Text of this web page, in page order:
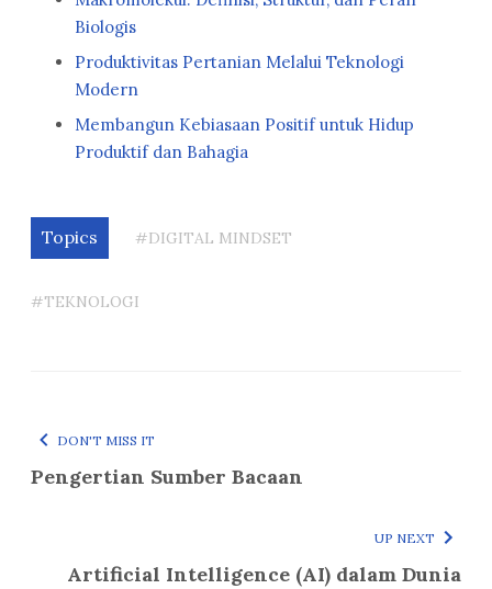
Biologis
Produktivitas Pertanian Melalui Teknologi
Modern
Membangun Kebiasaan Positif untuk Hidup
Produktif dan Bahagia
Topics #DIGITAL MINDSET
#TEKNOLOGI
DON'T MISS IT
Pengertian Sumber Bacaan
UP NEXT
Artificial Intelligence (AI) dalam Dunia